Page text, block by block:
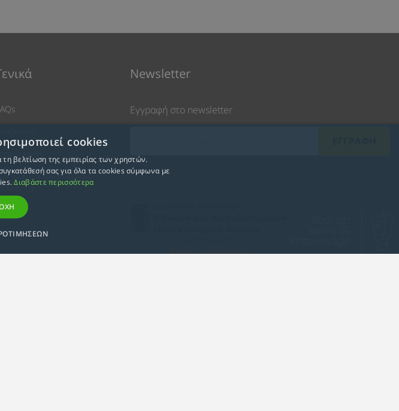
Επικοινωνία
για τον Κοροvοϊό
19
Newsletter
Εγγραφή στο newsletter
cookies
βελτίωση της εμπειρίας των χρηστών.
σας για όλα τα cookies σύμφωνα με
Διαβάστε περισσότερα